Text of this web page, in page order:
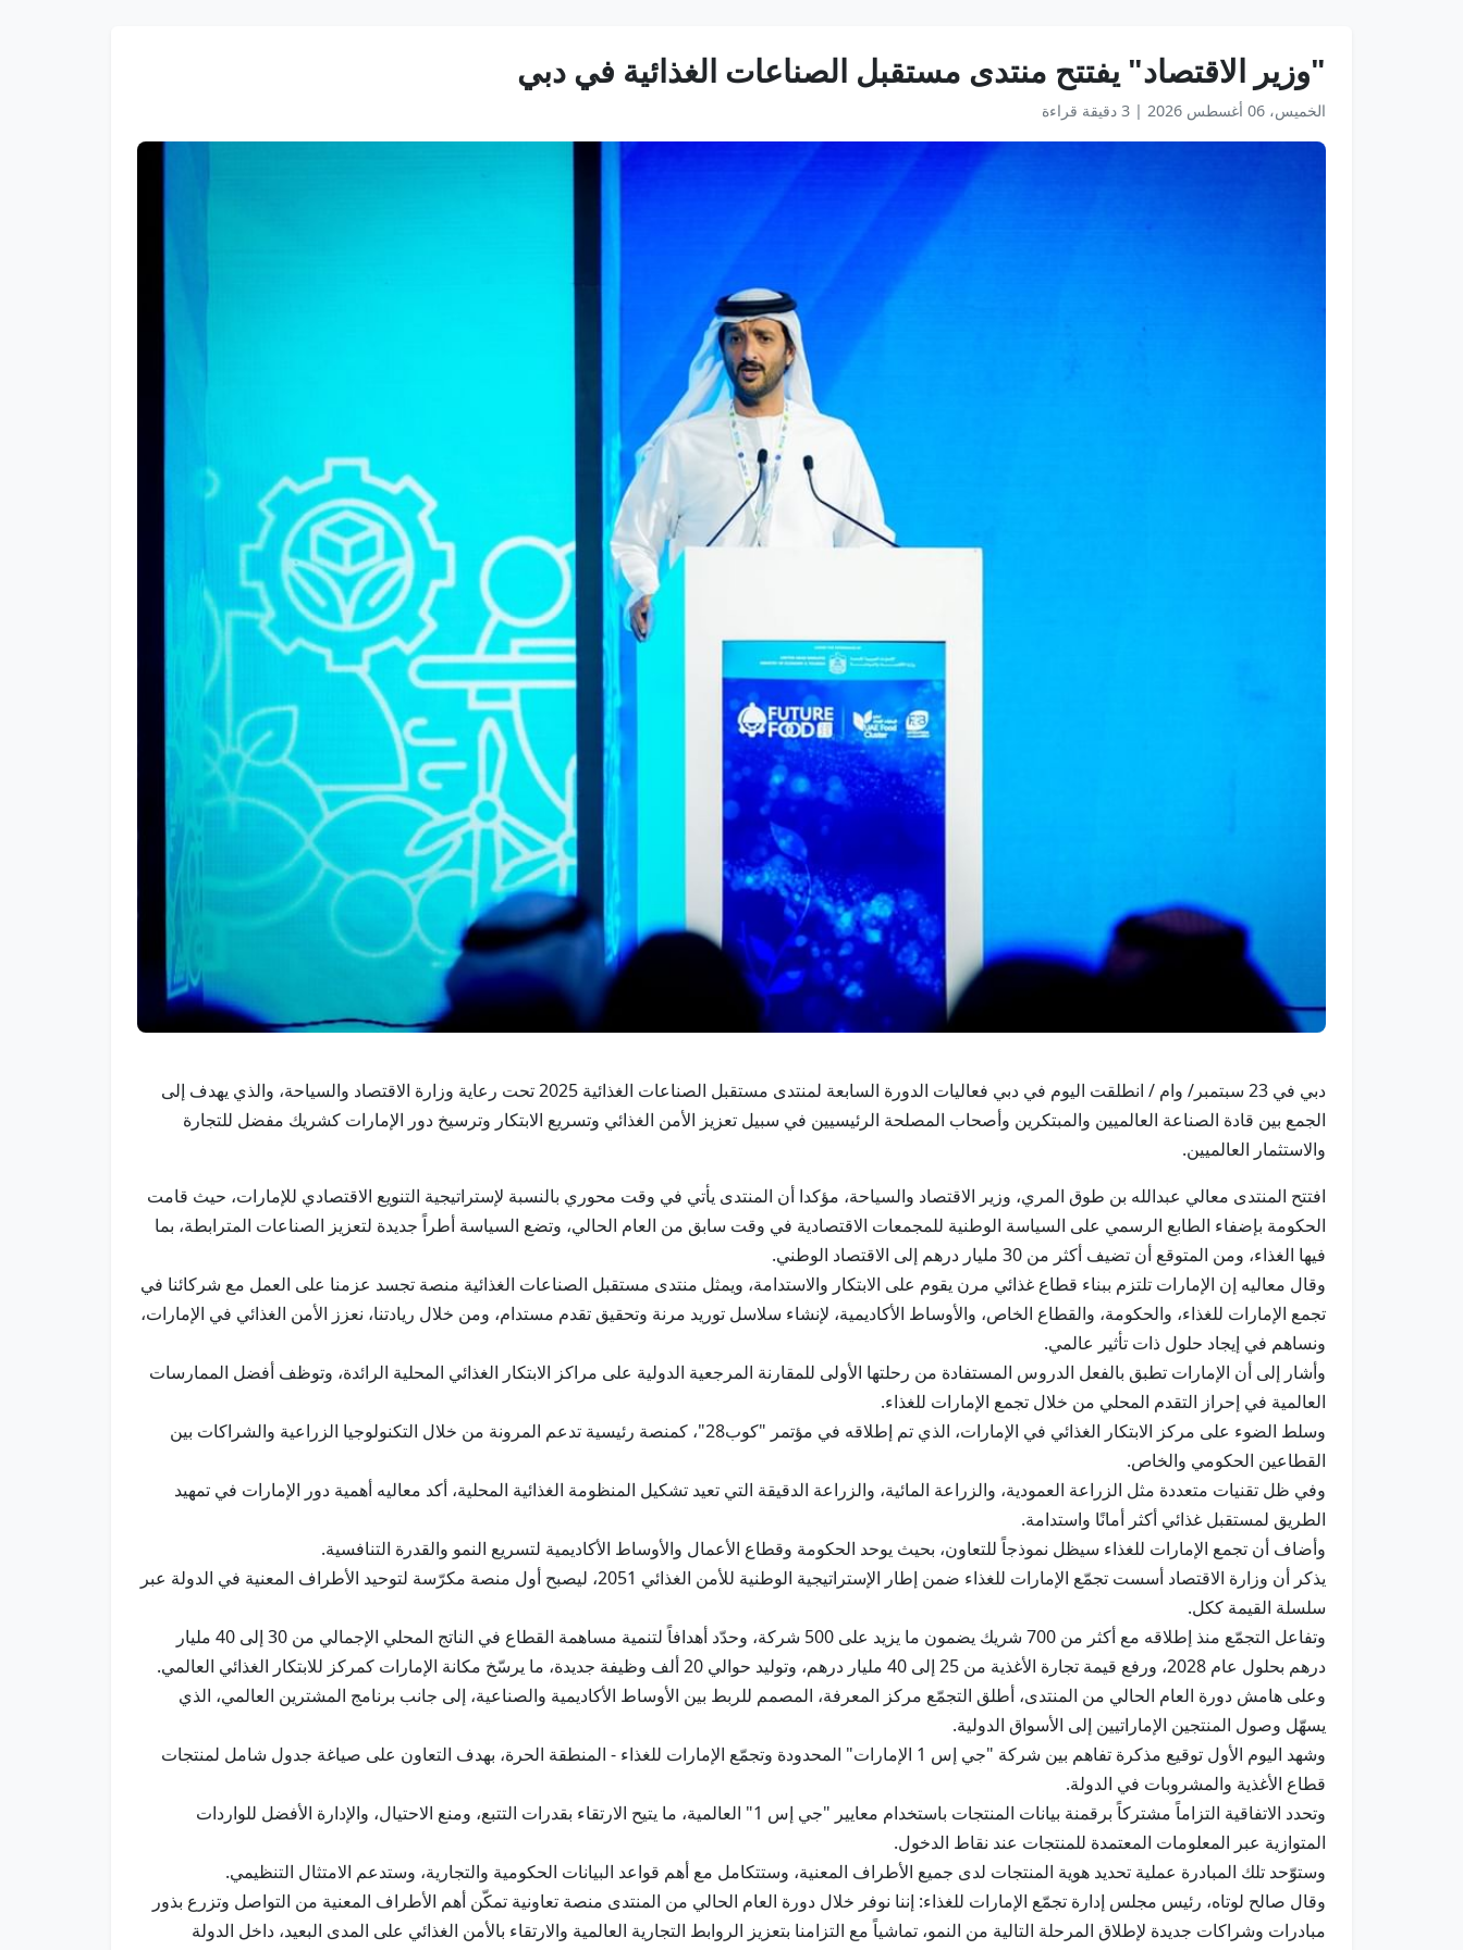
"وزير الاقتصاد" يفتتح منتدى مستقبل الصناعات الغذائية في دبي
الخميس، 06 أغسطس 2026 | 3 دقيقة قراءة
دبي في 23 سبتمبر/ وام / انطلقت اليوم في دبي فعاليات الدورة السابعة لمنتدى مستقبل الصناعات الغذائية 2025 تحت رعاية وزارة الاقتصاد والسياحة، والذي يهدف إلى
الجمع بين قادة الصناعة العالميين والمبتكرين وأصحاب المصلحة الرئيسيين في سبيل تعزيز الأمن الغذائي وتسريع الابتكار وترسيخ دور الإمارات كشريك مفضل للتجارة
والاستثمار العالميين.
افتتح المنتدى معالي عبدالله بن طوق المري، وزير الاقتصاد والسياحة، مؤكدا أن المنتدى يأتي في وقت محوري بالنسبة لإستراتيجية التنويع الاقتصادي للإمارات، حيث قامت
الحكومة بإضفاء الطابع الرسمي على السياسة الوطنية للمجمعات الاقتصادية في وقت سابق من العام الحالي، وتضع السياسة أطراً جديدة لتعزيز الصناعات المترابطة، بما
فيها الغذاء، ومن المتوقع أن تضيف أكثر من 30 مليار درهم إلى الاقتصاد الوطني.
وقال معاليه إن الإمارات تلتزم ببناء قطاع غذائي مرن يقوم على الابتكار والاستدامة، ويمثل منتدى مستقبل الصناعات الغذائية منصة تجسد عزمنا على العمل مع شركائنا في
تجمع الإمارات للغذاء، والحكومة، والقطاع الخاص، والأوساط الأكاديمية، لإنشاء سلاسل توريد مرنة وتحقيق تقدم مستدام، ومن خلال ريادتنا، نعزز الأمن الغذائي في الإمارات،
ونساهم في إيجاد حلول ذات تأثير عالمي.
وأشار إلى أن الإمارات تطبق بالفعل الدروس المستفادة من رحلتها الأولى للمقارنة المرجعية الدولية على مراكز الابتكار الغذائي المحلية الرائدة، وتوظف أفضل الممارسات
العالمية في إحراز التقدم المحلي من خلال تجمع الإمارات للغذاء.
وسلط الضوء على مركز الابتكار الغذائي في الإمارات، الذي تم إطلاقه في مؤتمر "كوب28"، كمنصة رئيسية تدعم المرونة من خلال التكنولوجيا الزراعية والشراكات بين
القطاعين الحكومي والخاص.
وفي ظل تقنيات متعددة مثل الزراعة العمودية، والزراعة المائية، والزراعة الدقيقة التي تعيد تشكيل المنظومة الغذائية المحلية، أكد معاليه أهمية دور الإمارات في تمهيد
الطريق لمستقبل غذائي أكثر أمانًا واستدامة.
وأضاف أن تجمع الإمارات للغذاء سيظل نموذجاً للتعاون، بحيث يوحد الحكومة وقطاع الأعمال والأوساط الأكاديمية لتسريع النمو والقدرة التنافسية.
يذكر أن وزارة الاقتصاد أسست تجمّع الإمارات للغذاء ضمن إطار الإستراتيجية الوطنية للأمن الغذائي 2051، ليصبح أول منصة مكرّسة لتوحيد الأطراف المعنية في الدولة عبر
سلسلة القيمة ككل.
وتفاعل التجمّع منذ إطلاقه مع أكثر من 700 شريك يضمون ما يزيد على 500 شركة، وحدّد أهدافاً لتنمية مساهمة القطاع في الناتج المحلي الإجمالي من 30 إلى 40 مليار
درهم بحلول عام 2028، ورفع قيمة تجارة الأغذية من 25 إلى 40 مليار درهم، وتوليد حوالي 20 ألف وظيفة جديدة، ما يرسّخ مكانة الإمارات كمركز للابتكار الغذائي العالمي.
وعلى هامش دورة العام الحالي من المنتدى، أطلق التجمّع مركز المعرفة، المصمم للربط بين الأوساط الأكاديمية والصناعية، إلى جانب برنامج المشترين العالمي، الذي
يسهّل وصول المنتجين الإماراتيين إلى الأسواق الدولية.
وشهد اليوم الأول توقيع مذكرة تفاهم بين شركة "جي إس 1 الإمارات" المحدودة وتجمّع الإمارات للغذاء - المنطقة الحرة، بهدف التعاون على صياغة جدول شامل لمنتجات
قطاع الأغذية والمشروبات في الدولة.
وتحدد الاتفاقية التزاماً مشتركاً برقمنة بيانات المنتجات باستخدام معايير "جي إس 1" العالمية، ما يتيح الارتقاء بقدرات التتبع، ومنع الاحتيال، والإدارة الأفضل للواردات
المتوازية عبر المعلومات المعتمدة للمنتجات عند نقاط الدخول.
وستوّحد تلك المبادرة عملية تحديد هوية المنتجات لدى جميع الأطراف المعنية، وستتكامل مع أهم قواعد البيانات الحكومية والتجارية، وستدعم الامتثال التنظيمي.
وقال صالح لوتاه، رئيس مجلس إدارة تجمّع الإمارات للغذاء: إننا نوفر خلال دورة العام الحالي من المنتدى منصة تعاونية تمكّن أهم الأطراف المعنية من التواصل وتزرع بذور
مبادرات وشراكات جديدة لإطلاق المرحلة التالية من النمو، تماشياً مع التزامنا بتعزيز الروابط التجارية العالمية والارتقاء بالأمن الغذائي على المدى البعيد، داخل الدولة